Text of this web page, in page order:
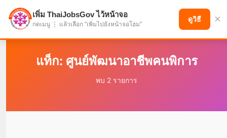
แบ่งปันโอกาส เพื่ออนาคตที่ก้าวหน้า
แท็ก: ศูนย์พัฒนาอาชีพคนพิการ
พบ 2 รายการ
เพิ่ม ThaiJobsGov ไว้หน้าจอ
กดเมนู ⋮ แล้วเลือก "เพิ่มไปยังหน้าจอโฮม"
ดูวิธี ×